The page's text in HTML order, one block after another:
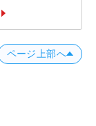
ページ上部へ